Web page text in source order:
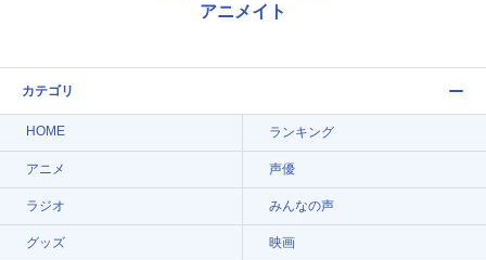
アニメイト
カテゴリ
HOME ランキング
アニメ 声優
ラジオ みんなの声
グッズ 映画